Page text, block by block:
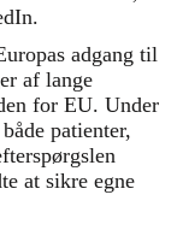
adgang til
af lange
for EU. Under
patienter,
at sikre egne